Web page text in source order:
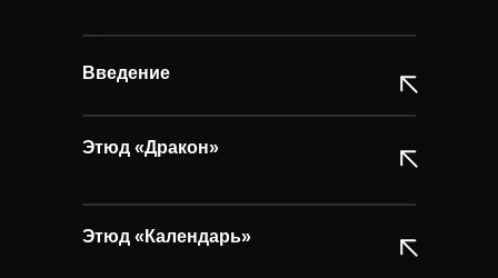
Введение
Этюд «Дракон»
Этюд «Календарь»